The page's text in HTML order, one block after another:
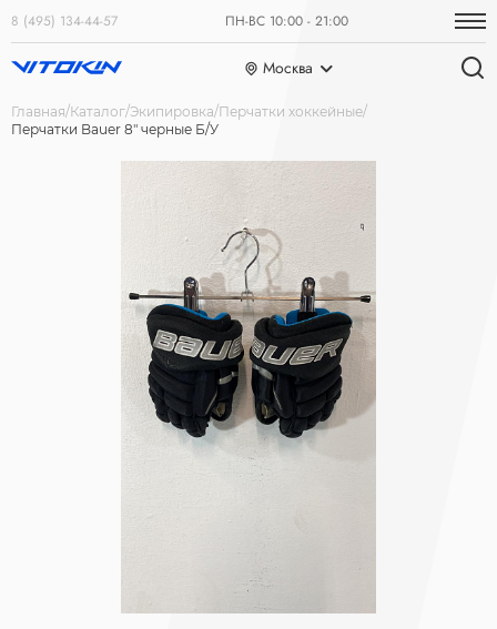
8 (495) 134-44-57 ПН-ВС 10:00 - 21:00
Москва
Главная Каталог Экипировка Перчатки хоккейные
Перчатки Bauer 8" черные Б/У